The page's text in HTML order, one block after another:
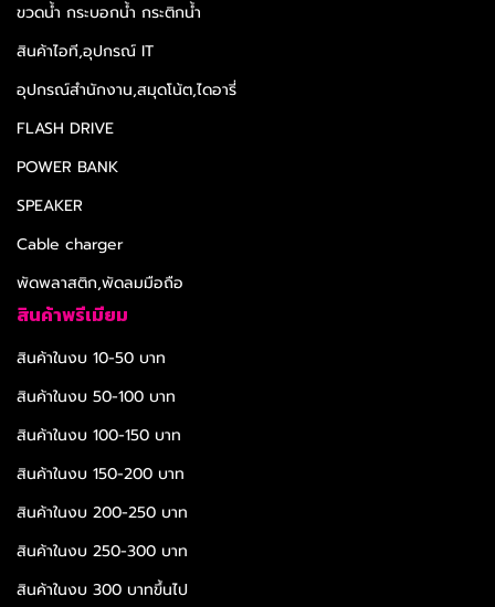
ขวดน้ำ กระบอกน้ำ กระติกน้ำ
สินค้าไอที,อุปกรณ์ IT
อุปกรณ์สำนักงาน,สมุดโน้ต,ไดอารี่
FLASH DRIVE
POWER BANK
SPEAKER
Cable charger
พัดพลาสติก,พัดลมมือถือ
สินค้าพรีเมียม
สินค้าในงบ 10-50 บาท
สินค้าในงบ 50-100 บาท
สินค้าในงบ 100-150 บาท
สินค้าในงบ 150-200 บาท
สินค้าในงบ 200-250 บาท
สินค้าในงบ 250-300 บาท
สินค้าในงบ 300 บาทขึ้นไป